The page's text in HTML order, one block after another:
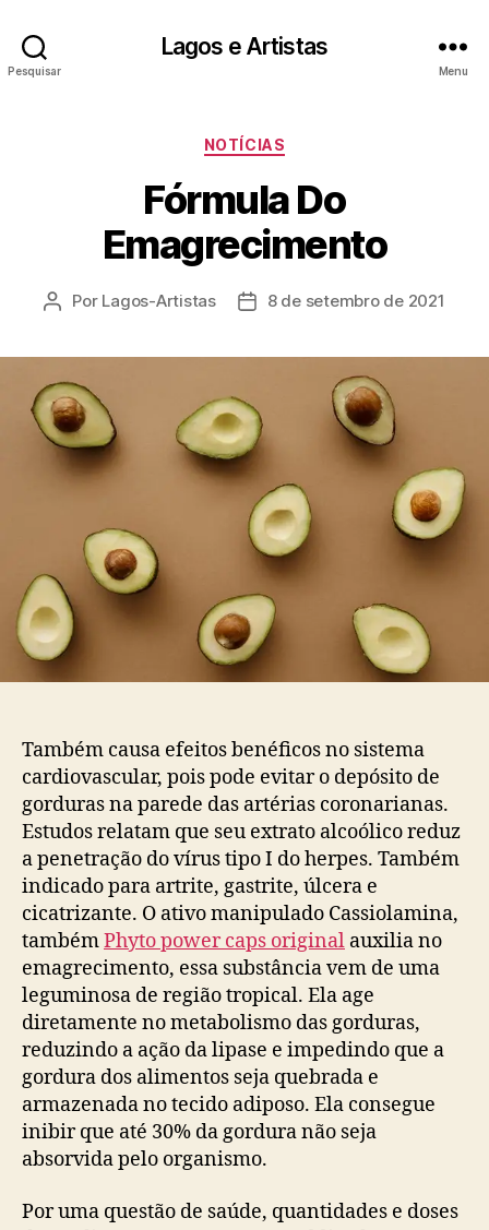
Pesquisar
Lagos e Artistas
Menu
Categorias
NOTÍCIAS
Fórmula Do
Emagrecimento
Autor
Por Lagos-Artistas
Data8 de setembro de 2021
Também causa efeitos benéficos no sistema
cardiovascular, pois pode evitar o depósito de
gorduras na parede das artérias coronarianas.
Estudos relatam que seu extrato alcoólico reduz
a penetração do vírus tipo I do herpes. Também
indicado para artrite, gastrite, úlcera e
cicatrizante. O ativo manipulado Cassiolamina,
tambémPhyto power caps original auxilia no
emagrecimento, essa substância vem de uma
leguminosa de região tropical. Ela age
diretamente no metabolismo das gorduras,
reduzindo a ação da lipase e impedindo que a
gordura dos alimentos seja quebrada e
armazenada no tecido adiposo. Ela consegue
inibir que até 30% da gordura não seja
absorvida pelo organismo.
Por uma questão de saúde, quantidades e doses